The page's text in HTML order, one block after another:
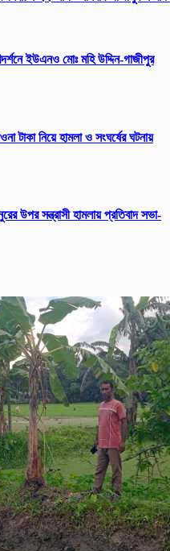
ইউএনও মোঃ মহি উদ্দিন-গাজীপুর
নিয়ে হামলা ও সংঘর্ষের ঘটনায়
উপর সন্ত্রাসী হামলায় প্রতিবাদ সভা-